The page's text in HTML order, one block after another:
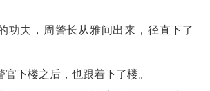
功夫，周警长从雅间出来，径直下了
下楼之后，也跟着下了楼。